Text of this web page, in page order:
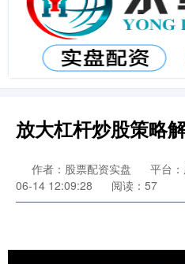
放大杠杆炒股策略
作者：股票配资实盘 平台
06-14 12:09:28
阅读：57